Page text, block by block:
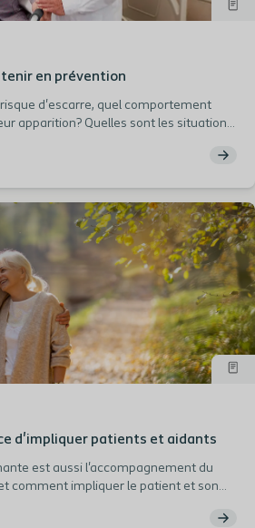
tenir en prévention
d'escarre, quel comportement
apparition? Quelles sont les situations
d'impliquer patients et aidants
est aussi l'accompagnement du
comment impliquer le patient et son